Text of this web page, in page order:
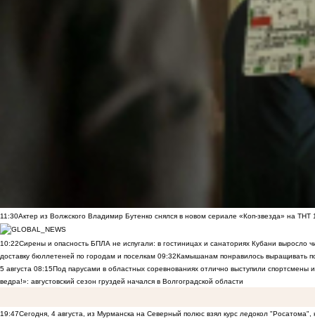
11:30Актер из Волжского Владимир Бутенко снялся в новом сериале «Коп-звезда» на ТНТ
10:22Сирены и опасность БПЛА не испугали: в гостиницах и санаториях Кубани выросло
доставку бюллетеней по городам и поселкам 09:32Камышанам понравилось выращивать
5 августа 08:15Под парусами в областных соревнованиях отлично выступили спортсмены
ведра!»: августовский сезон груздей начался в Волгоградской области
19:47Сегодня, 4 августа, из Мурманска на Северный полюс взял курс ледокол